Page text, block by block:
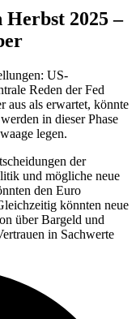
2025 –
US-
Reden der Fed
aus als erwartet, könnte
in dieser Phase
legen.
der
und mögliche neue
den Euro
könnten neue
über Bargeld und
in Sachwerte